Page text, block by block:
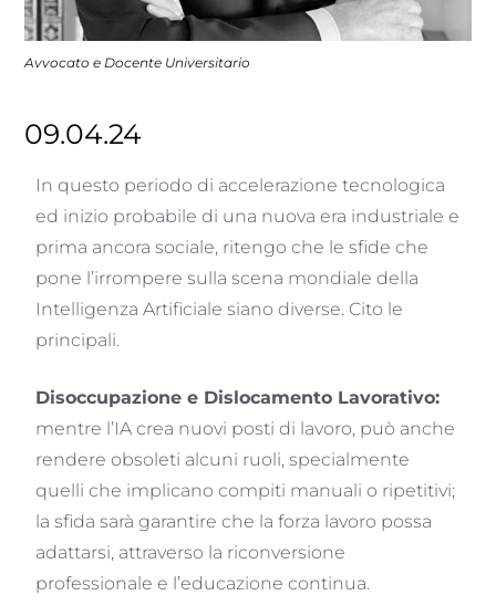
Avvocato e Docente Universitario
09.04.24
In questo periodo di accelerazione tecnologica
ed inizio probabile di una nuova era industriale e
prima ancora sociale, ritengo che le sfide che
pone l’irrompere sulla scena mondiale della
Intelligenza Artificiale siano diverse. Cito le
principali.
Disoccupazione e Dislocamento Lavorativo:
mentre l’IA crea nuovi posti di lavoro, può anche
rendere obsoleti alcuni ruoli, specialmente
quelli che implicano compiti manuali o ripetitivi;
la sfida sarà garantire che la forza lavoro possa
adattarsi, attraverso la riconversione
professionale e l’educazione continua.